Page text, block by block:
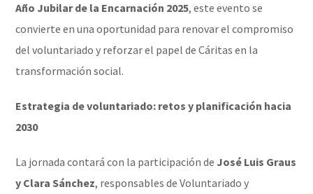
Año Jubilar de la Encarnación 2025, este evento se
convierte en una oportunidad para renovar el compromiso
del voluntariado y reforzar el papel de Cáritas en la
transformación social.
Estrategia de voluntariado: retos y planificación hacia
2030
La jornada contará con la participación de José Luis Graus
y Clara Sánchez, responsables de Voluntariado y